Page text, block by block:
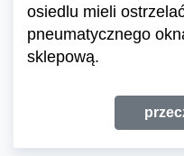
osiedlu mieli
pneumatycznego
sklepową.